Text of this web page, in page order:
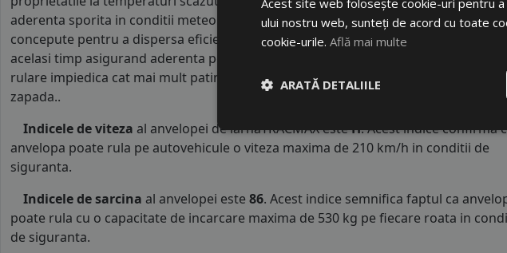
aderenta sporita in conditii meteo vitrege, pe temperaturi scazute. Profilele lor
concepute pentru a dispersa eficient apa cand se ruleaza pe carosabil umed, in
acelasi timp asigurand aderenta pe zapada sau noroi. Lamelele prezente pe trenul
rulare impiedica cat mai mult patinarea rotilor la contactul cu stratul de gheata sau
zapada..
Indicele de viteza al anvelopei de iarnaTRACMAX esteH. Acest indice confirma
anvelopa poate rula pe autovehicule o viteza maxima de 210 km/h in conditii de
siguranta.
Indicele de sarcina al anvelopei este 86. Acest indice semnifica faptul ca
poate rula cu o capacitate de incarcare maxima de 530 kg pe fiecare roata in
de siguranta.
ului nostru web, sunteți de acord cu toate
cookie-urile. Află mai multe
ARATĂ DETALIILE